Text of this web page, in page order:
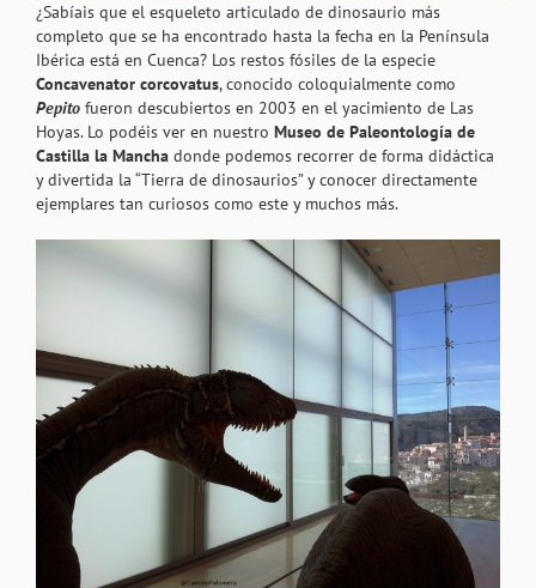
¿Sabíais que el esqueleto articulado de dinosaurio más
completo que se ha encontrado hasta la fecha en la Península
Ibérica está en Cuenca? Los restos fósiles de la especie
Concavenator corcovatus, conocido coloquialmente como
Pepito fueron descubiertos en 2003 en el yacimiento de Las
Hoyas. Lo podéis ver en nuestro Museo de Paleontología de
Castilla la Mancha donde podemos recorrer de forma didáctica
y divertida la “Tierra de dinosaurios” y conocer directamente
ejemplares tan curiosos como este y muchos más.